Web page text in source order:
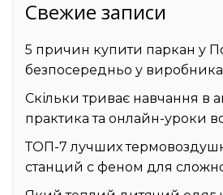
Свежие записи
5 причин купити паркан у
безпосередньо у виробника
Скільки триває навчання в
практика та онлайн-уроки
ТОП-7 лучших
станций с феном для